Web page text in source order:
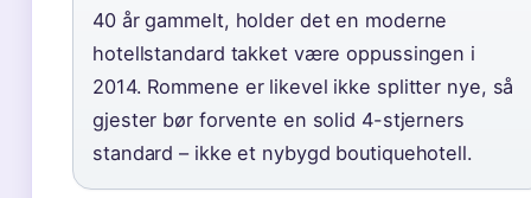
40 år gammelt, holder det en moderne
hotellstandard takket være oppussingen i
2014. Rommene er likevel ikke splitter nye, så
gjester bør forvente en solid 4-stjerners
standard – ikke et nybygd boutiquehotell.